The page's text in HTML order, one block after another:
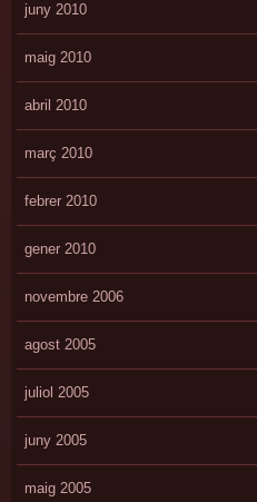
juny 2010
maig 2010
abril 2010
març 2010
febrer 2010
gener 2010
novembre 2006
agost 2005
juliol 2005
juny 2005
maig 2005